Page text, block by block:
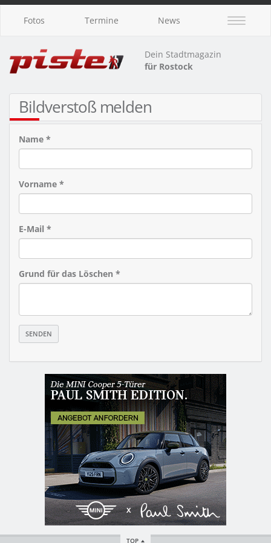
Fotos Termine News
Dein Stadtmagazin
für Rostock
Bildverstoß melden
Name *
Vorname *
E-Mail *
Grund für das Löschen *
TOP